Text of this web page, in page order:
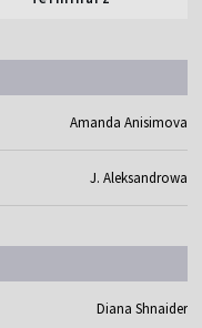
Amanda Anisimova
J. Aleksandrowa
Diana Shnaider